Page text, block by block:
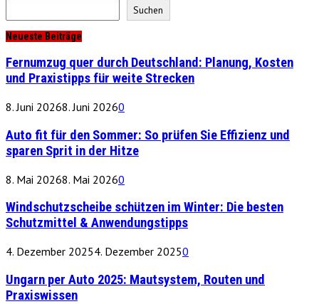
Suchen
Neueste Beiträge
Fernumzug quer durch Deutschland: Planung, Kosten
und Praxistipps für weite Strecken
8. Juni 20268. Juni 20260
Auto fit für den Sommer: So prüfen Sie Effizienz und
sparen Sprit in der Hitze
8. Mai 20268. Mai 20260
Windschutzscheibe schützen im Winter: Die besten
Schutzmittel & Anwendungstipps
4. Dezember 20254. Dezember 20250
Ungarn per Auto 2025: Mautsystem, Routen und
Praxiswissen